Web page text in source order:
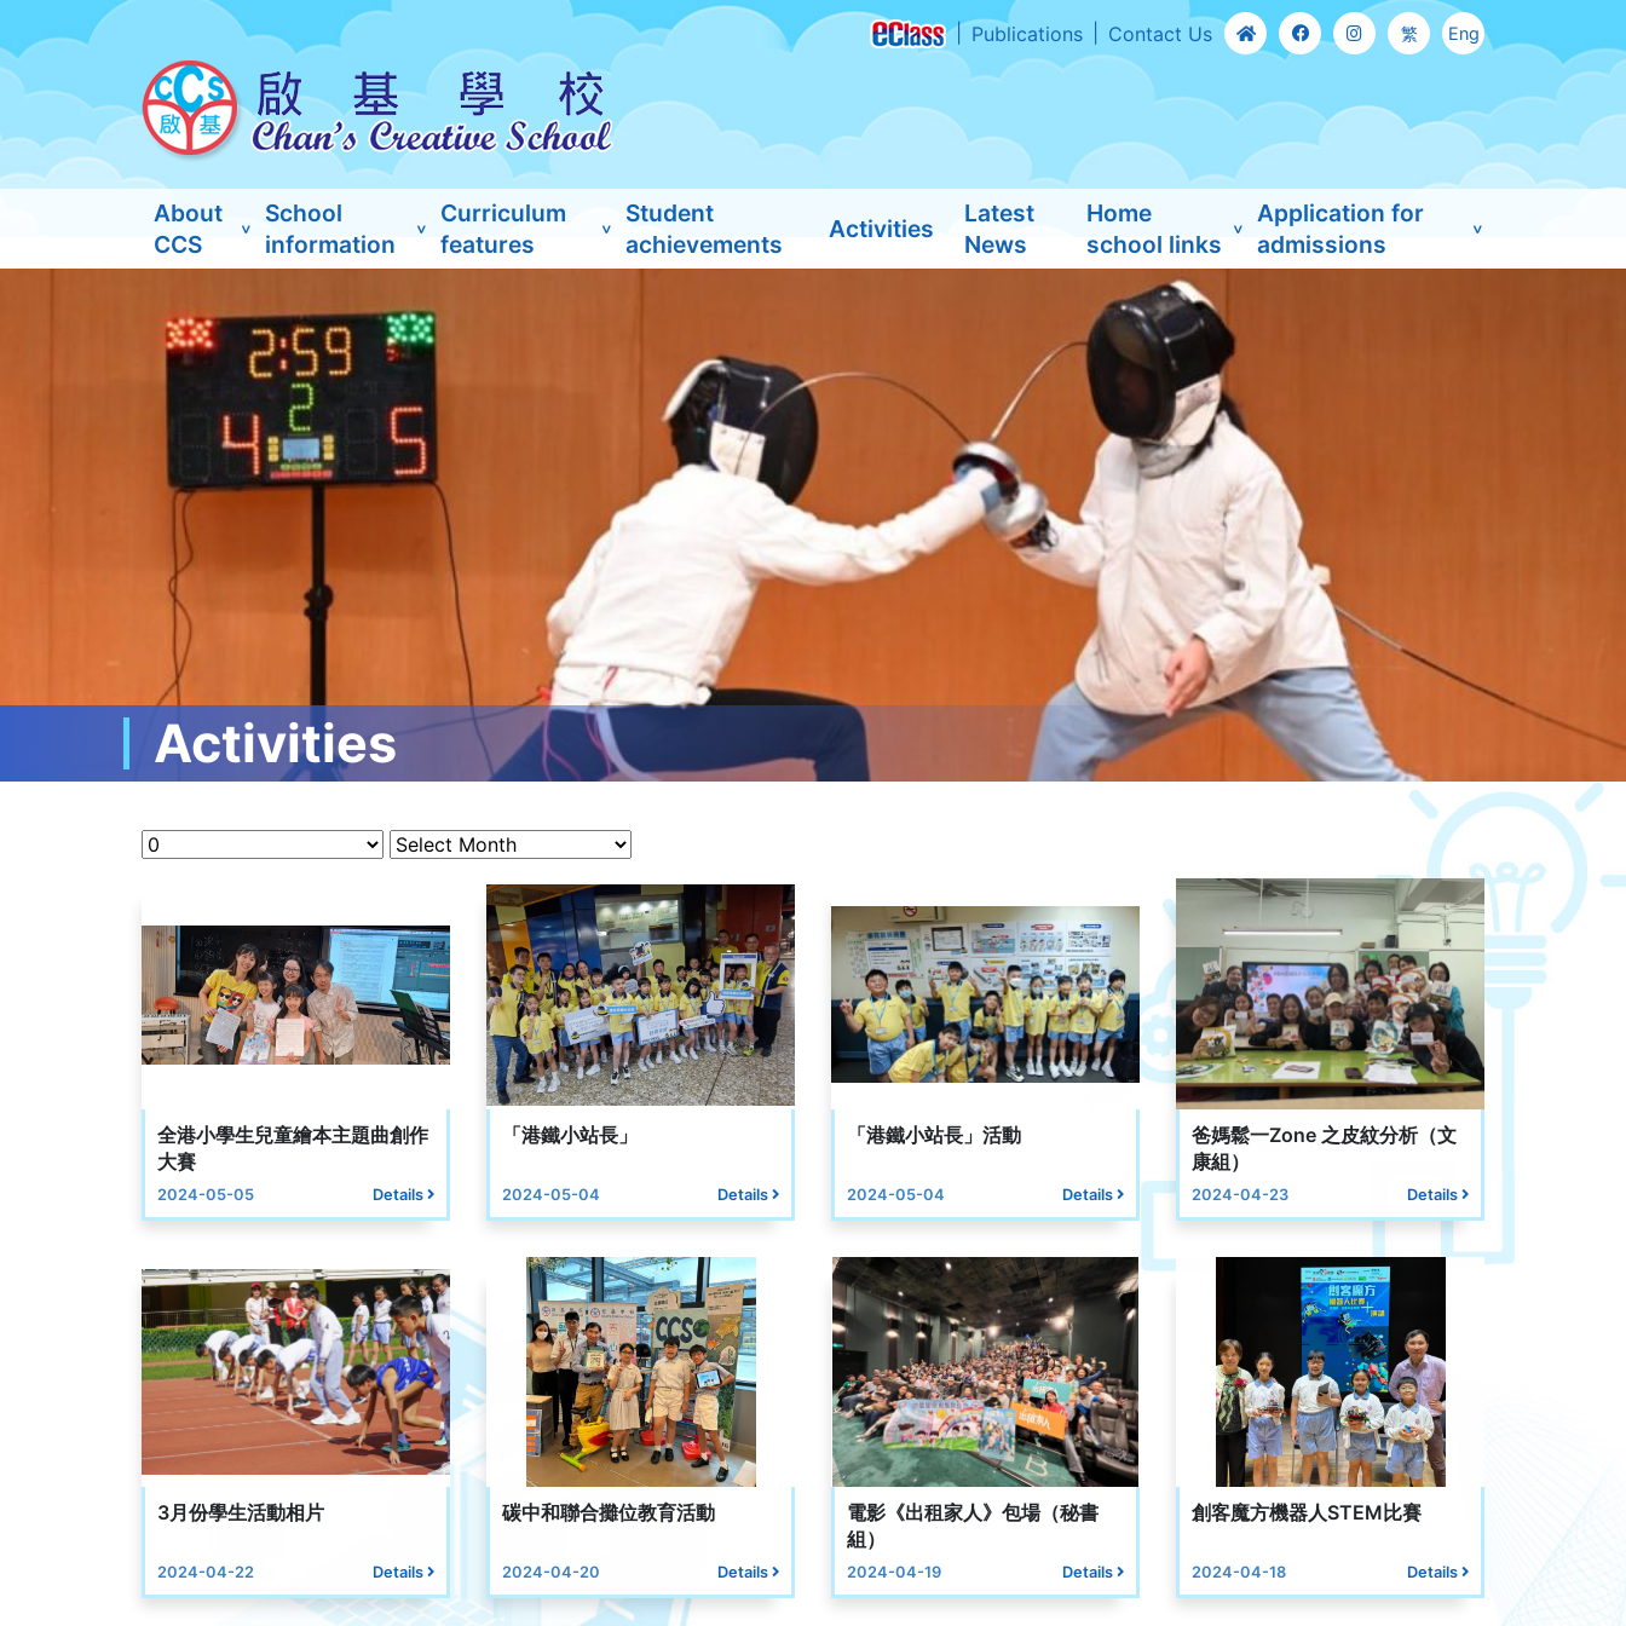
Publications Contact Us 繁 Eng
About
CCS
School
information
Curriculum
features
Student
achievements
Activities
Latest
News
Home
school links
Application for
admissions
Activities
全港小學生兒童繪本主題曲創作
大賽
2024-05-05 Details
「港鐵小站長」
2024-05-04 Details
「港鐵小站長」活動
2024-05-04 Details
爸媽鬆一Zone 之皮紋分析（文
康組）
2024-04-23 Details
3月份學生活動相片
2024-04-22 Details
碳中和聯合攤位教育活動
2024-04-20 Details
電影《出租家人》包場（秘書
組）
2024-04-19 Details
創客魔方機器人STEM比賽
2024-04-18 Details